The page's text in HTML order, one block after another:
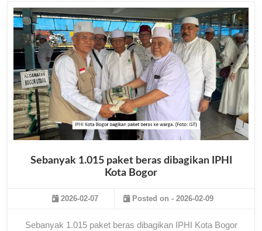
Sebanyak 1.015 paket beras dibagikan IPHI
Kota Bogor
2026-02-07 Posted on - 2026-02-09
Sebanyak 1.015 paket beras dibagikan IPHI Kota Bogor